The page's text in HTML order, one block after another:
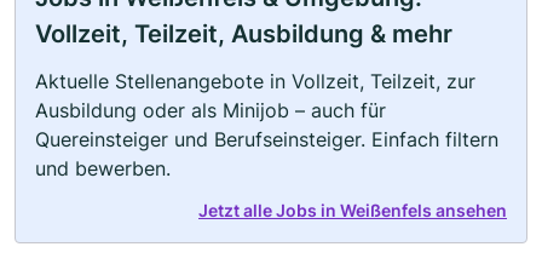
Vollzeit, Teilzeit, Ausbildung & mehr
Aktuelle Stellenangebote in Vollzeit, Teilzeit, zur
Ausbildung oder als Minijob – auch für
Quereinsteiger und Berufseinsteiger. Einfach filtern
und bewerben.
Jetzt alle Jobs in Weißenfels ansehen